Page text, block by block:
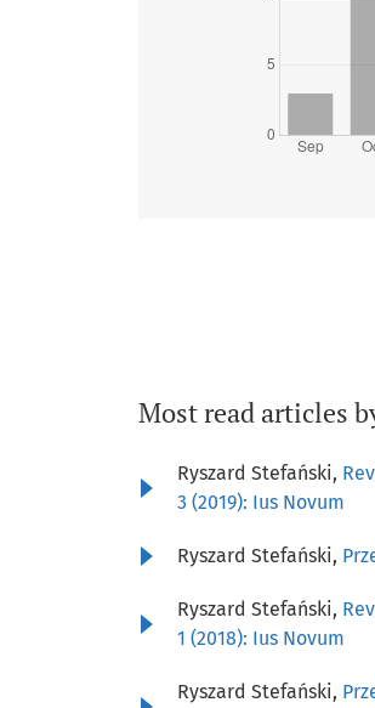
Most read articles
Ryszard Stefański,
3 (2019): Ius Novum
Ryszard Stefański,
Ryszard Stefański,
1 (2018): Ius Novum
Ryszard Stefański,